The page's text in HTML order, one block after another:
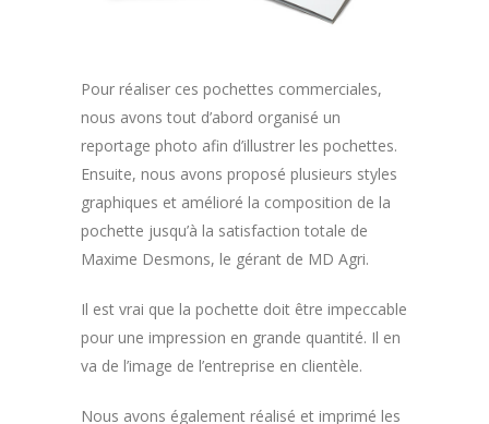
Pour réaliser ces pochettes commerciales,
nous avons tout d’abord organisé un
reportage photo afin d’illustrer les pochettes.
Ensuite, nous avons proposé plusieurs styles
graphiques et amélioré la composition de la
pochette jusqu’à la satisfaction totale de
Maxime Desmons, le gérant de MD Agri.
Il est vrai que la pochette doit être impeccable
pour une impression en grande quantité. Il en
va de l’image de l’entreprise en clientèle.
Nous avons également réalisé et imprimé les